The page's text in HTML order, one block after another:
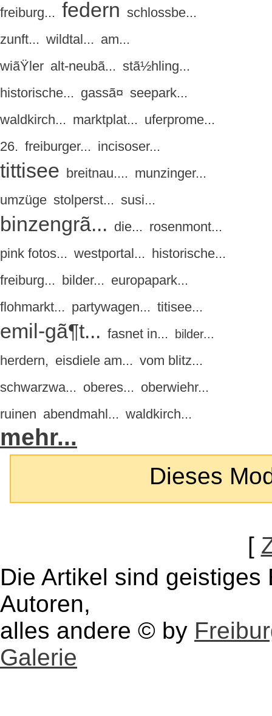
freiburg... federn schlossbe...
zunft... wildtal... am...
wiãŸler alt-neubã... stã½hling...
historische... gassã¤ seepark...
waldkirch... marktplat... uferprome...
26. freiburger... incisoser...
tittisee breitnau.... munzinger...
umzüge stolperst... susi...
binzengrã... die... rosenmont...
pink fotos... westportal... historische...
freiburg... bilder... europapark...
flohmarkt... partywagen... titisee...
emil-gã¶t... fasnet in... bilder...
herdern, eisdiele am... vom blitz...
schwarzwa... oberes... oberwiehr...
ruinen abendmahl... waldkirch...
mehr...
Dieses
[
Die Artikel sind
Autoren,
alles andere © by
Galerie